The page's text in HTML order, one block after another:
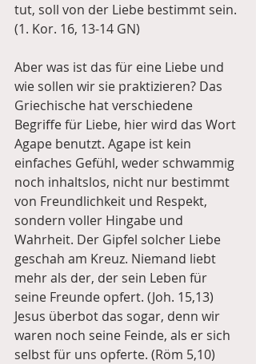
tut, soll von der Liebe bestimmt sein.
(1. Kor. 16, 13-14 GN)
Aber was ist das für eine Liebe und
wie sollen wir sie praktizieren? Das
Griechische hat verschiedene
Begriffe für Liebe, hier wird das Wort
Agape benutzt. Agape ist kein
einfaches Gefühl, weder schwammig
noch inhaltslos, nicht nur bestimmt
von Freundlichkeit und Respekt,
sondern voller Hingabe und
Wahrheit. Der Gipfel solcher Liebe
geschah am Kreuz. Niemand liebt
mehr als der, der sein Leben für
seine Freunde opfert. (Joh. 15,13)
Jesus überbot das sogar, denn wir
waren noch seine Feinde, als er sich
selbst für uns opferte. (Röm 5,10)